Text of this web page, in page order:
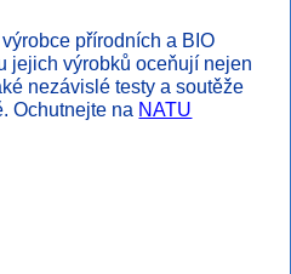
přírodních a BIO
jejich výrobků oceňují nejen
nezávislé testy a soutěže
Ochutnejte na NATU